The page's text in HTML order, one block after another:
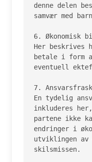
denne delen
samvær med
6. Økonomisk
Her beskrives
betale i form
eventuell
7.
En tydelig
inkluderes
partene ikke
endringer i
utviklingen av
skilsmissen.